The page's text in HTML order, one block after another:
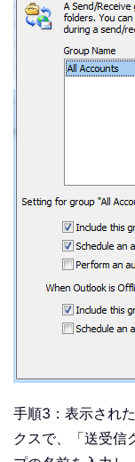
手順3：表示され
クスで、「送受信